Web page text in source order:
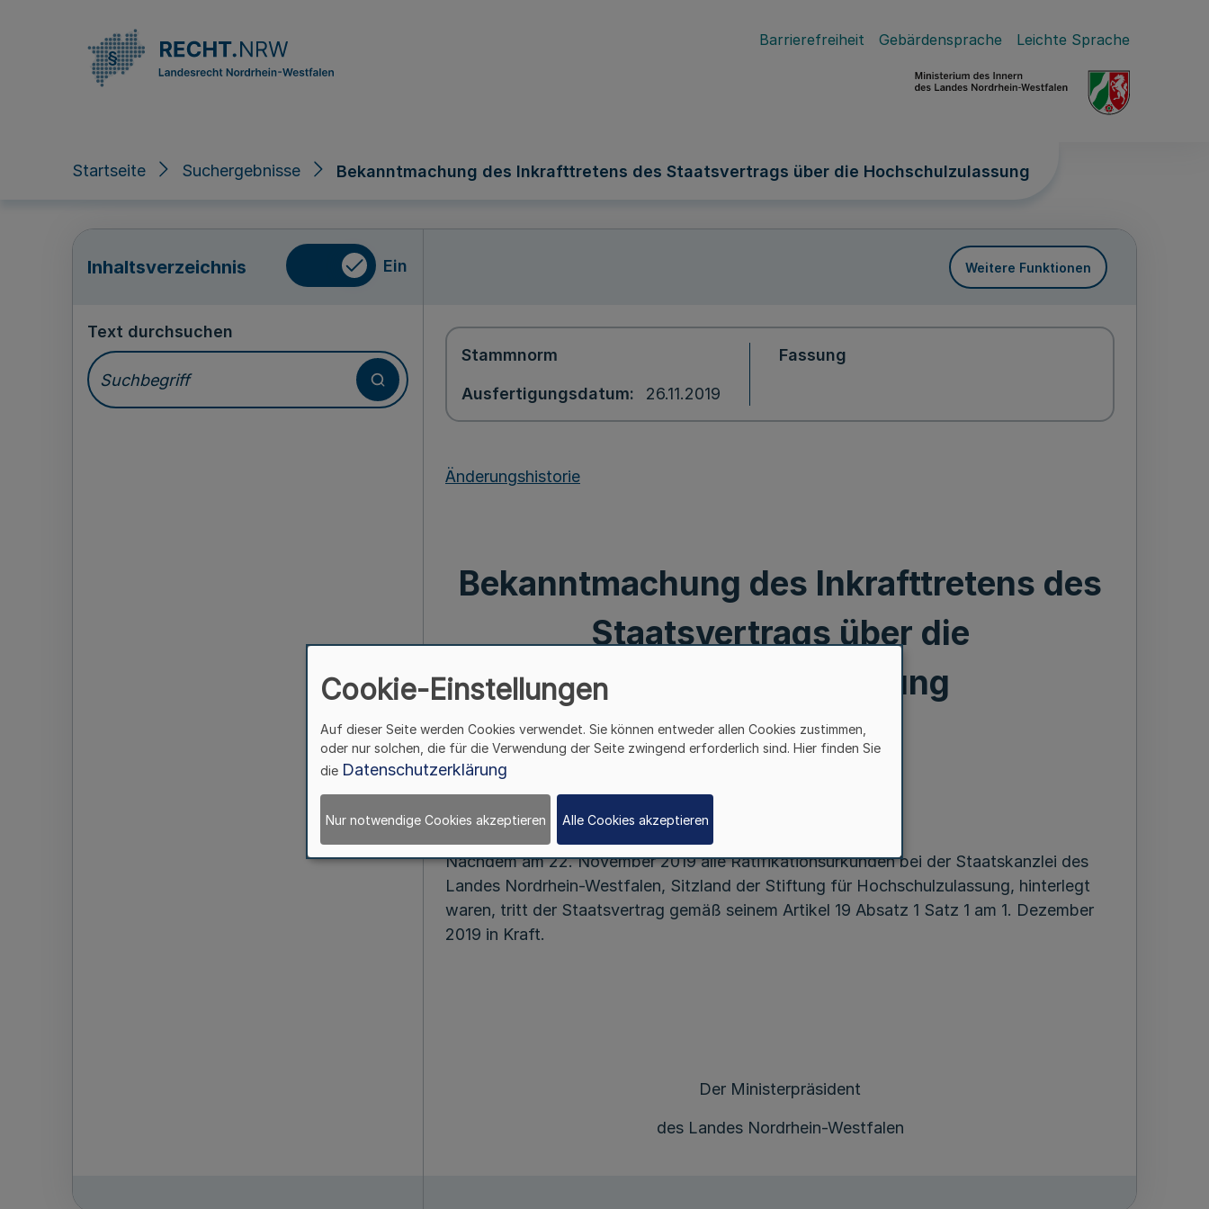
Barrierefreiheit Gebärdensprache Leichte Sprache
Startseite Suchergebnisse Bekanntmachung des Inkrafttretens des Staatsvertrags über die Hochschulzulassung
Inhaltsverzeichnis Ein Weitere Funktionen
Text durchsuchen
Stammnorm
Ausfertigungsdatum 26.11.2019
Fassung
Änderungshistorie
Bekanntmachung des Inkrafttretens des
Staatsvertrags über die
Hochschulzulassung
Mehr
Nachdem am 22. November 2019 alle Ratifikationsurkunden bei der Staatskanzlei des
Landes Nordrhein-Westfalen, Sitzland der Stiftung für Hochschulzulassung, hinterlegt
waren, tritt der Staatsvertrag gemäß seinem Artikel 19 Absatz 1 Satz 1 am 1. Dezember
2019 in Kraft.
Der Ministerpräsident
des Landes Nordrhein-Westfalen
Cookie-Einstellungen
Auf dieser Seite werden Cookies verwendet. Sie können entweder allen Cookies zustimmen,
oder nur solchen, die für die Verwendung der Seite zwingend erforderlich sind. Hier finden Sie
die Datenschutzerklärung
Nur notwendige Cookies akzeptieren Alle Cookies akzeptieren